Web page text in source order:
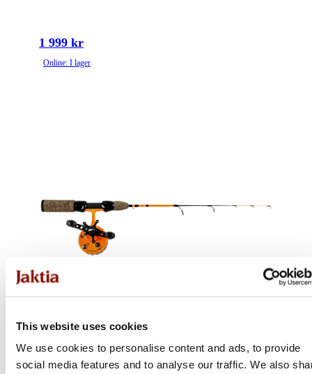
This website uses cookies
We use cookies to personalise content and ads, to provide
social media features and to analyse our traffic. We also
1 999 kr
Online: I lager